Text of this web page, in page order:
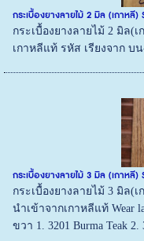
กระเบื้องยางลายไม้ 2 มิล (เกาหลี)
กระเบื้องยางลายไม้ 2 มิล(
เกาหลีแท้ รหัส เรียงจาก บ
กระเบื้องยางลายไม้ 3 มิล (เกาหลี)
กระเบื้องยางลายไม้ 3 มิล(เ
นำเข้าจากเกาหลีแท้ Wear
ขวา 1. 3201 Burma Teak 2.